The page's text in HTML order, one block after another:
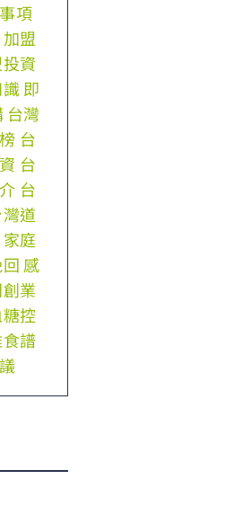
項
加盟
資
即
台灣
台
台
台
道
家庭
感
業
糖控
譜